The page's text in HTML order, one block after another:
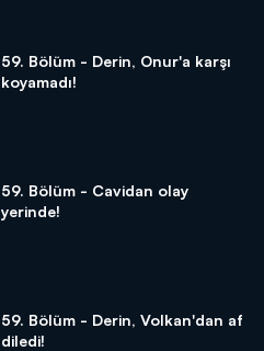
59. Bölüm - Derin, Onur'a karşı
koyamadı!
59. Bölüm - Cavidan olay
yerinde!
59. Bölüm - Derin, Volkan'dan af
diledi!